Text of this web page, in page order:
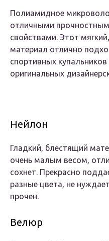
Полиамидное
отличными
свойствами. Этот
материал отлично
спортивных
оригинальных
Нейлон
Гладкий, блестящий
очень малым весом,
сохнет. Прекрасно
разные цвета, не
прочен.
Велюр